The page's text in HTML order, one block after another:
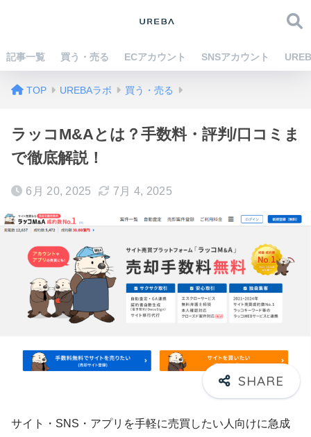
記事一覧 買う・売る ECアカウント SNSアカウント
TOP UREBAラボ 買う・売る
ラッコM&Aとは？手数料・評判/口コミま
で徹底解説！
6月 20, 2025 7月 4, 2025
サイト・SNS・アプリを手軽に売買したい人向けに急成